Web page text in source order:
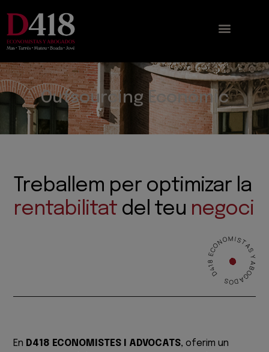
Outsourcing Económic
Treballem per optimizar la
rentabilitat del teu negoci
D418 ECONOMISTAS Y ABOGADOS
En D418 ECONOMISTES I ADVOCATS, oferim un